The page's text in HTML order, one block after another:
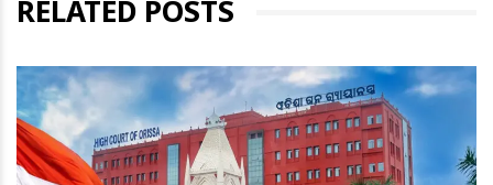
RELATED POSTS